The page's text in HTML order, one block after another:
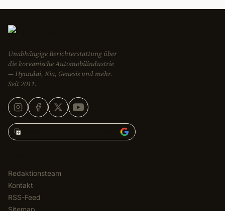
Unabhängige Berichterstattung über
die koreanische Automobilindustrie
— Hyundai, Kia, Genesis und mehr.
Seit 2011.
Korean Car Blog hinzufügen zu
Redaktionsteam
Kontakt
RSS-Feed
Sitemap